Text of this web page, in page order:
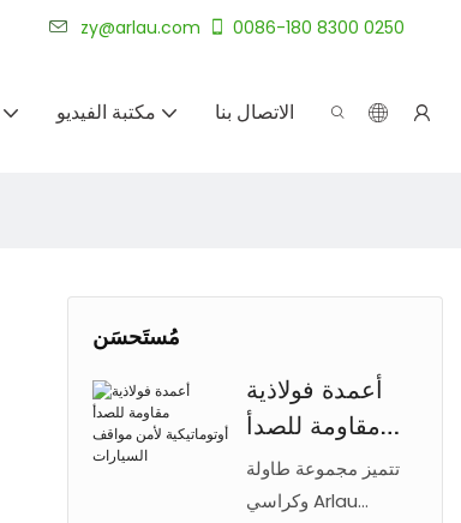
zy@arlau.com 0086-180 8300 0250
مكتبة الفيديو الاتصال بنا
مُستَحسَن
أعمدة فولاذية
مقاومة للصدأ
أوتوماتيكية لأمن
مواقف السيارات
تتميز مجموعة طاولة
وكراسي Arlau